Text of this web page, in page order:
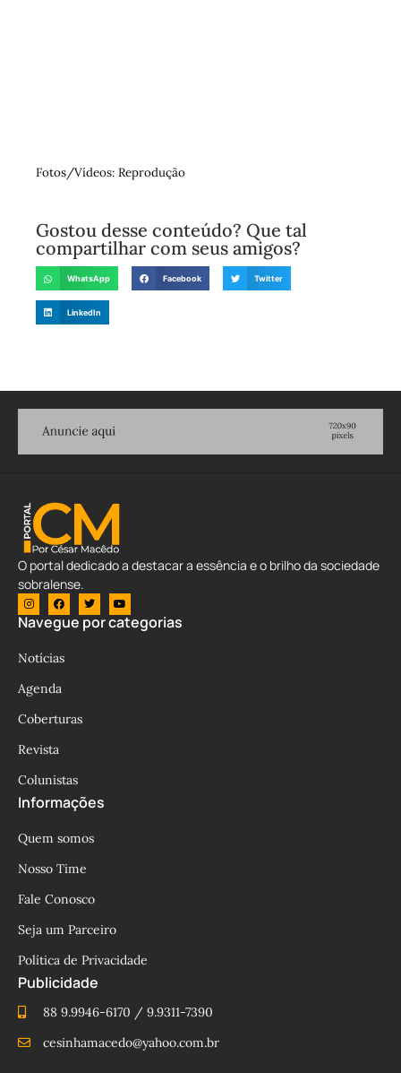
Fotos/Vídeos: Reprodução
Gostou desse conteúdo? Que tal
compartilhar com seus amigos?
WhatsApp Facebook Twitter
LinkedIn
O portal dedicado a destacar a essência e o brilho da sociedade
sobralense.
Navegue por categorias
Notícias
Agenda
Coberturas
Revista
Colunistas
Informações
Quem somos
Nosso Time
Fale Conosco
Seja um Parceiro
Política de Privacidade
Publicidade
88 9.9946-6170 / 9.9311-7390
cesinhamacedo@yahoo.com.br